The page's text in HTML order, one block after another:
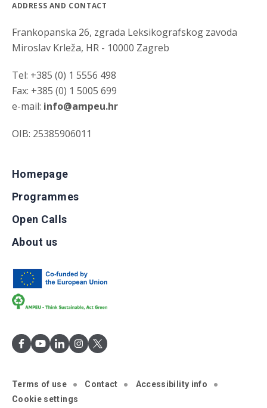
ADDRESS AND CONTACT
Frankopanska 26, zgrada Leksikografskog zavoda
Miroslav Krleža, HR - 10000 Zagreb
Tel: +385 (0) 1 5556 498
Fax: +385 (0) 1 5005 699
e-mail: info@ampeu.hr
OIB: 25385906011
Homepage
Programmes
Open Calls
About us
Terms of use Contact
Accessibility info
Cookie settings